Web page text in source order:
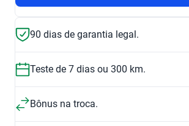
90 dias de garantia legal.
Teste de 7 dias ou 300 km.
Bônus na troca.